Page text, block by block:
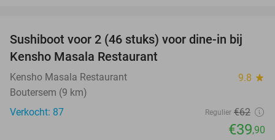
36%
Sushiboot voor 2 (46 stuks) voor dine-in bij
Kensho Masala Restaurant
Kensho Masala Restaurant 9.8 star
Boutersem (9 km)
Verkocht: 87
Regulier €62
€39,90